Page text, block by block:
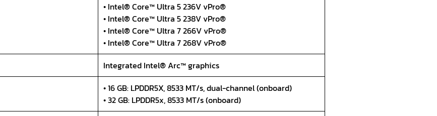
• Intel® Core™ Ultra 5 236V vPro®
• Intel® Core™ Ultra 5 238V vPro®
• Intel® Core™ Ultra 7 266V vPro®
• Intel® Core™ Ultra 7 268V vPro®
Integrated Intel® Arc™ graphics
• 16 GB: LPDDR5X, 8533 MT/s, dual-channel (onboard)
• 32 GB: LPDDR5x, 8533 MT/s (onboard)